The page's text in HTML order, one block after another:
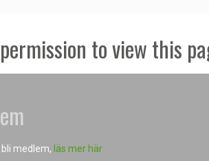
to view this
medlem, läs mer här